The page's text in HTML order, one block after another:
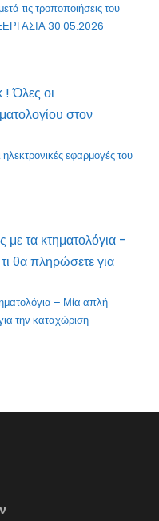
τις τροποποιήσεις του
30.05.2026
εφαρμογές του
– Μία απλή
την καταχώριση